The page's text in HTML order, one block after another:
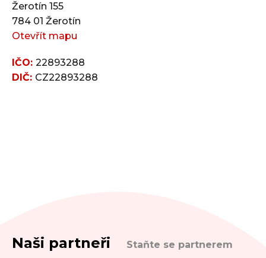
Žerotín 155
784 01 Žerotín
Otevřít mapu
IČO: 22893288
DIČ: CZ22893288
Naši partneři Staňte se partnerem